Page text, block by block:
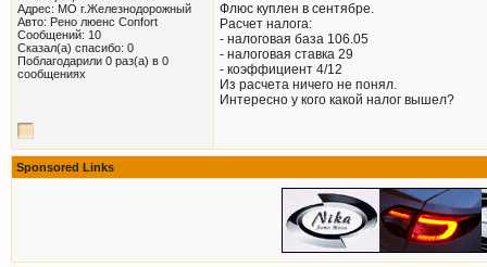
Адрес: МО г.Железнодорожный
Авто: Рено люенс Confort
Сообщений: 10
Сказал(а) спасибо: 0
Поблагодарили 0 раз(а) в 0
сообщениях
Флюс куплен в сентябре.
Расчет налога:
- налоговая база 106.05
- налоговая ставка 29
- коэффициент 4/12
Из расчета ничего не понял.
Интересно у кого какой налог вышел?
Sponsored Links